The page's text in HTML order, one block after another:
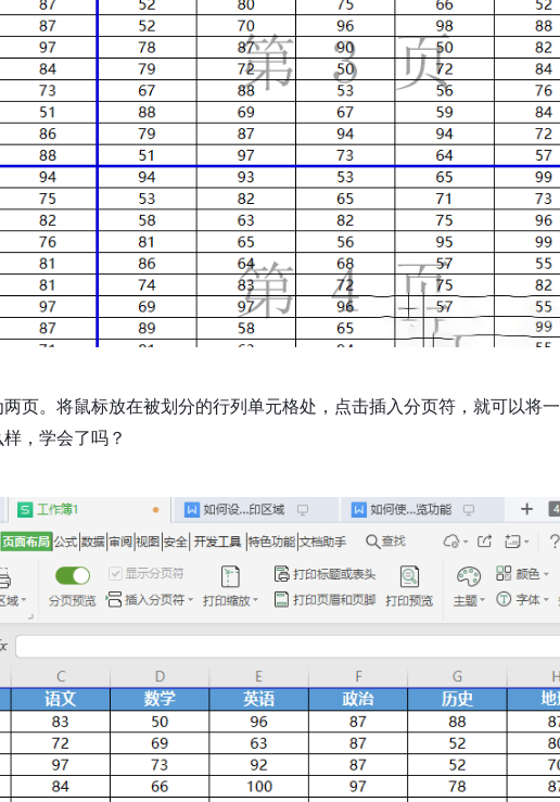
页。将鼠标放在被划分的行列单元格处，点击插入分页符，就可以将一
，学会了吗？